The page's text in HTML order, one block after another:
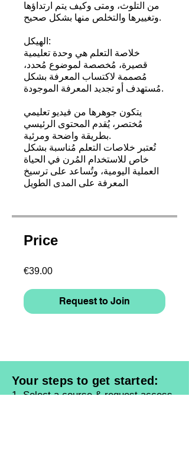
من التلوث، ومتى وكيف يتم ارتداؤها
وتغييرها والتخلص منها بشكل صحيح.
الهيكل:
خلاصة التعلم هي وحدة تعليمية
قصيرة، مُخصصة لموضوع مُحدد،
مُصممة لاكتساب المعرفة بشكل
مُستهدف أو تجديد المعرفة الموجودة.
يتكون جوهرها من فيديو تعليمي
مُختصر، يُقدم المحتوى الرئيسي
بطريقة واضحة ومرئية.
تُعتبر خلاصات التعلم مُناسبة بشكل
خاص للاستخدام المُرن في الحياة
العملية اليومية، وتُساعد على ترسيخ
المعرفة على المدى الطويل
Price
€39.00
Request to Join
Your steps to get started:
1. Select a course & request access